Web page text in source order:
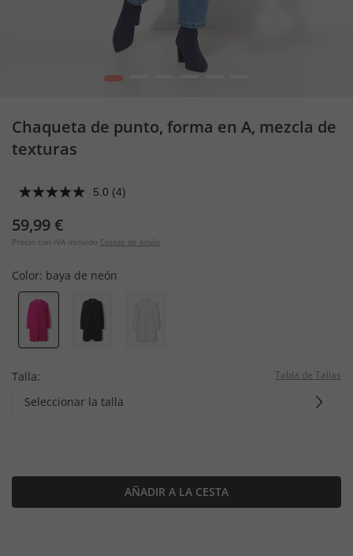
1
Chaqueta de punto, forma en A, mezcla de
texturas
5.0 (4)
59,99 €
Precio con IVA incluido Costes de envío
Color: baya de neón
Talla: Tabla de Tallas
Seleccionar la talla
AÑADIR A LA CESTA